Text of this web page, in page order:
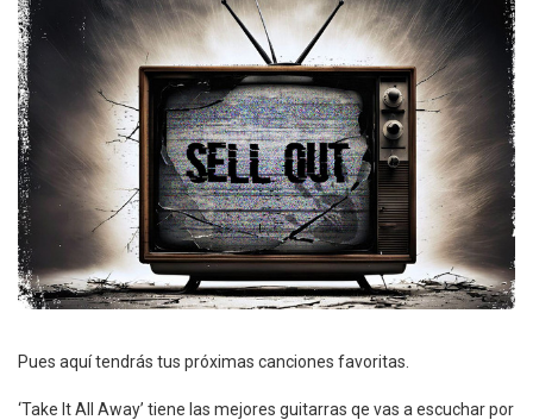
Pues aquí tendrás tus próximas canciones favoritas.
‘Take It All Away’ tiene las mejores guitarras qe vas a escuchar por